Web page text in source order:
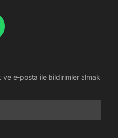
ve e-posta ile bildirimler almak